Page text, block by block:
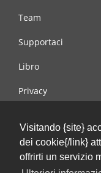
Visitando {site}
dei cookie{/link}
offrirti un servizio
Team
Supportaci
Libro
Privacy
Contattaci